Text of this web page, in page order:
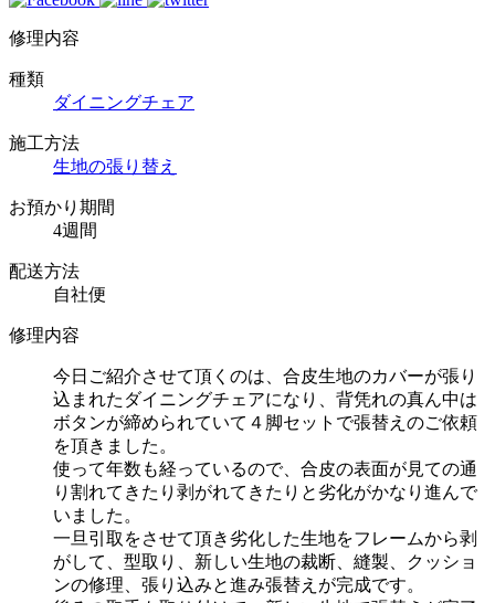
修理内容
種類
ダイニングチェア
施工方法
生地の張り替え
お預かり期間
4週間
配送方法
自社便
修理内容
今日ご紹介させて頂くのは、合皮生地のカバーが張り
込まれたダイニングチェアになり、背凭れの真ん中は
ボタンが締められていて４脚セットで張替えのご依頼
を頂きました。
使って年数も経っているので、合皮の表面が見ての通
り割れてきたり剥がれてきたりと劣化がかなり進んで
いました。
一旦引取をさせて頂き劣化した生地をフレームから剥
がして、型取り、新しい生地の裁断、縫製、クッショ
ンの修理、張り込みと進み張替えが完成です。